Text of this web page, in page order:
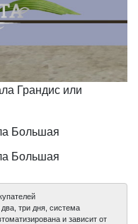
три дня, система
и зависит от